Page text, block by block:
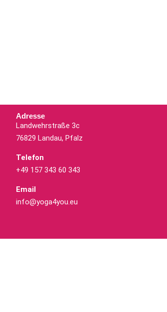
Adresse
Landwehrstraße 3c
76829 Landau, Pfalz
Telefon
+49 157 343 60 343
Email
info@yoga4you.eu